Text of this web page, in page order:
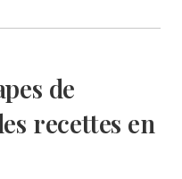
de
recettes en